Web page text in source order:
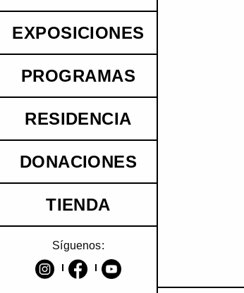
EXPOSICIONES
PROGRAMAS
RESIDENCIA
DONACIONES
TIENDA
Síguenos: